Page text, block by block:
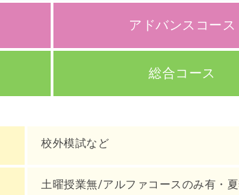
アドバンスコース
総合コース
校外模試など
土曜授業無/アルファコースのみ有・